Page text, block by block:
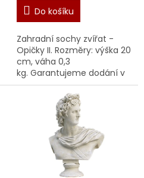
Do košíku
Zahradní sochy zvířat -
Opičky II. Rozměry: výška 20
cm, váha 0,3
kg. Garantujeme dodání v
nepoškozeném stavu.
Materiál: umělý
pískovec. Doporučujeme